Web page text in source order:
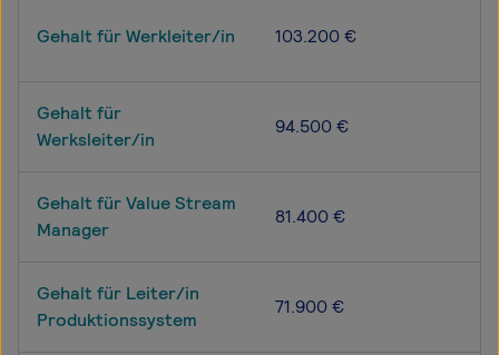
Gehalt für Werkleiter/in 103.200 €
Gehalt für
Werksleiter/in
94.500 €
Gehalt für Value Stream
Manager
81.400 €
Gehalt für Leiter/in
Produktionssystem
71.900 €